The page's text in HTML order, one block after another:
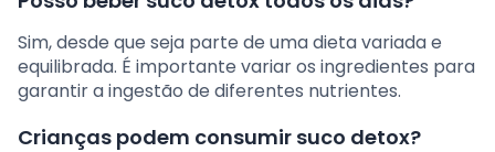
Sim, desde que seja parte de uma dieta variada e
equilibrada. É importante variar os ingredientes para
garantir a ingestão de diferentes nutrientes.
Crianças podem consumir suco detox?